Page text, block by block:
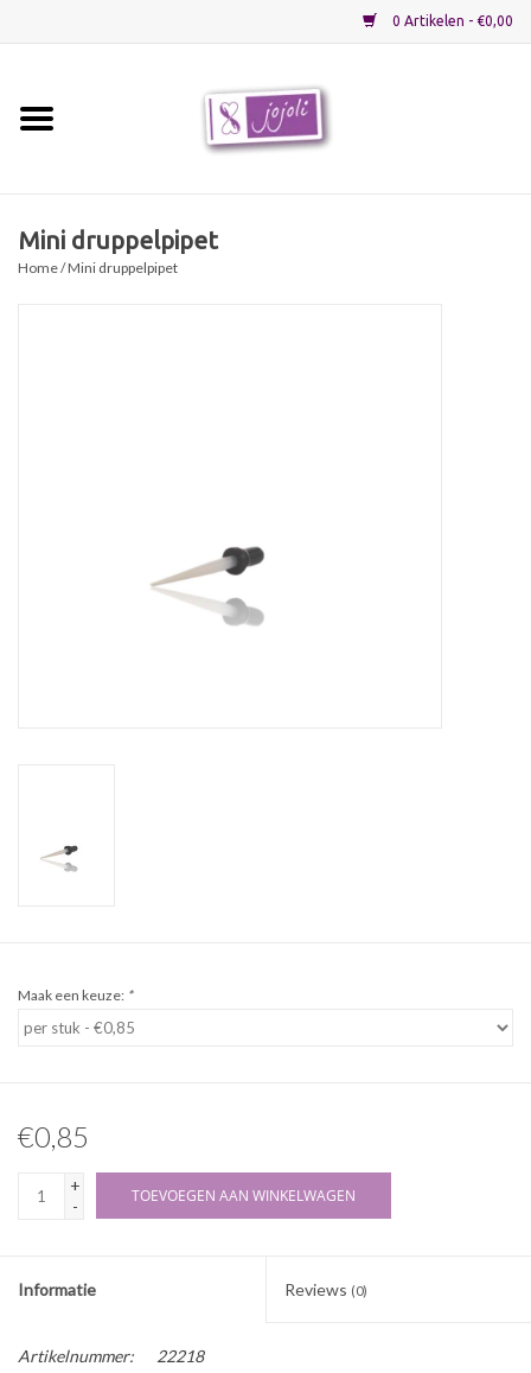
0 Artikelen - €0,00
Mini druppelpipet
Home/ Mini druppelpipet
Maak een keuze: *
€0,85
+
-
TOEVOEGEN AAN WINKELWAGEN
Informatie Reviews (0)
Artikelnummer:
22218